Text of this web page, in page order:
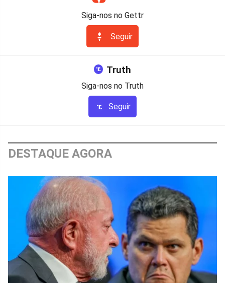
Siga-nos no Gettr
Seguir
Truth
Siga-nos no Truth
Seguir
DESTAQUE AGORA